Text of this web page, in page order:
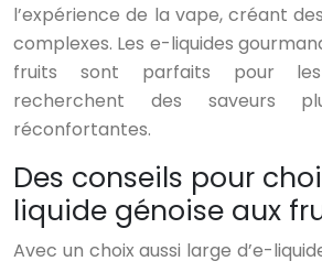
l’expérience de la vape, créant
complexes. Les e-liquides
fruits sont parfaits pour
recherchent des saveurs
réconfortantes.
Des conseils pour
liquide génoise aux
Avec un choix aussi large d’e-